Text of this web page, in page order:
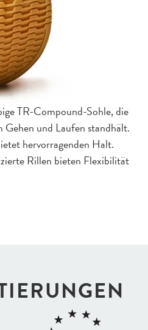
TR-Compound-Sohle, die
Gehen und Laufen standhält.
hervorragenden Halt.
Rillen bieten Flexibilität